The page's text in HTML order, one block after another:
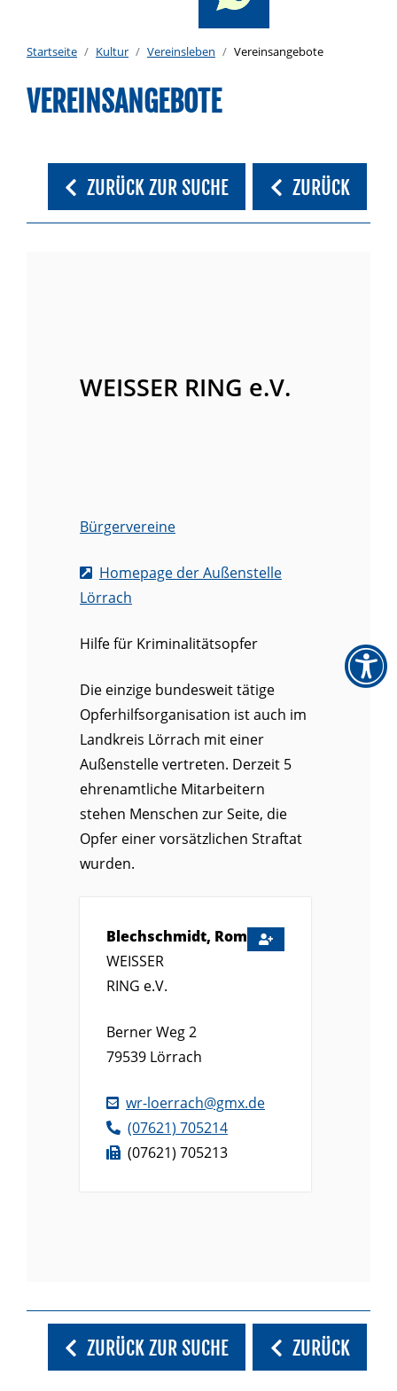
Startseite Kultur Vereinsleben Vereinsangebote
VEREINSANGEBOTE
ZURÜCK ZUR SUCHE ZURÜCK
WEISSER RING e.V.
Homepage der Außenstelle
Lörrach
Blechschmidt, Romana
WEISSER
RING e.V.
Berner Weg 2
79539 Lörrach
wr-loerrach@gmx.de
(07621) 705214
(07621) 705213
Hilfe für Kriminalitätsopfer
Die einzige bundesweit tätige
Opferhilfsorganisation ist auch im
Landkreis Lörrach mit einer
Außenstelle vertreten. Derzeit 5
ehrenamtliche Mitarbeitern
stehen Menschen zur Seite, die
Opfer einer vorsätzlichen Straftat
wurden.
Bürgervereine
ZURÜCK ZUR SUCHE ZURÜCK